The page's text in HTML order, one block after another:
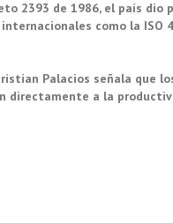
2393 de 1986, el país
como la ISO
Palacios señala que
directamente a la